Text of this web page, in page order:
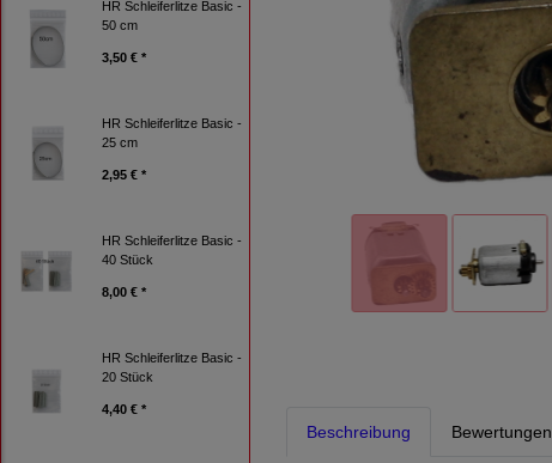
HR Schleiferlitze Basic -
50 cm
3,50 € *
HR Schleiferlitze Basic -
25 cm
2,95 € *
HR Schleiferlitze Basic -
40 Stück
8,00 € *
HR Schleiferlitze Basic -
20 Stück
4,40 € *
Beschreibung Bewertungen